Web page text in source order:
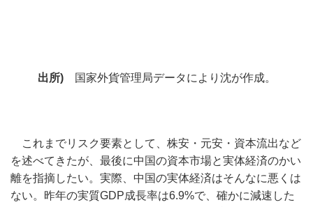
出所)国家外貨管理局データにより沈が作成。
これまでリスク要素として、株安・元安・資本流出など
を述べてきたが、最後に中国の資本市場と実体経済のかい
離を指摘したい。実際、中国の実体経済はそんなに悪くは
ない。昨年の実質GDP成長率は6.9%で、確かに減速した